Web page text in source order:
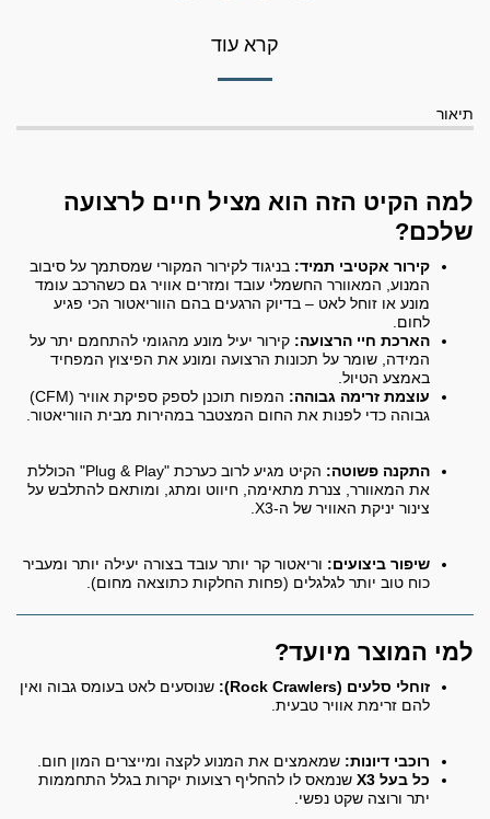
קרא עוד
תיאור
למה הקיט הזה הוא מציל חיים לרצועה
שלכם?
קירור אקטיבי תמיד:בניגוד לקירור המקורי שמסתמך על סיבוב
המנוע, המאוורר החשמלי עובד ומזרים אוויר גם כשהרכב עומד
מונע או זוחל לאט – בדיוק הרגעים בהם הווריאטור הכי פגיע
לחום.
הארכת חיי הרצועה:קירור יעיל מונע מהגומי להתחמם יתר על
המידה, שומר על תכונות הרצועה ומונע את הפיצוץ המפחיד
באמצע הטיול.
עוצמת זרימה גבוהה:
המפוח תוכנן לספק ספיקת אוויר (CFM)
גבוהה כדי לפנות את החום המצטבר במהירות מבית הווריאטור.
התקנה פשוטה:
הקיט מגיע לרוב כערכת "Plug & Play" הכוללת
את המאוורר, צנרת מתאימה, חיווט ומתג, ומותאם להתלבש על
צינור יניקת האוויר של ה-X3.
שיפור ביצועים:וריאטור קר יותר עובד בצורה יעילה יותר ומעביר
כוח טוב יותר לגלגלים (פחות החלקות כתוצאה מחום).
למי המוצר מיועד?
זוחלי סלעים (Rock Crawlers):
שנוסעים לאט בעומס גבוה ואין
להם זרימת אוויר טבעית.
רוכבי דיונות:שמאמצים את המנוע לקצה ומייצרים המון חום.
כל בעל X3
שנמאס לו להחליף רצועות יקרות בגלל התחממות
יתר ורוצה שקט נפשי.